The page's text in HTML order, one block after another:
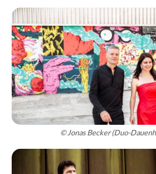
© Jonas Becker (Duo-